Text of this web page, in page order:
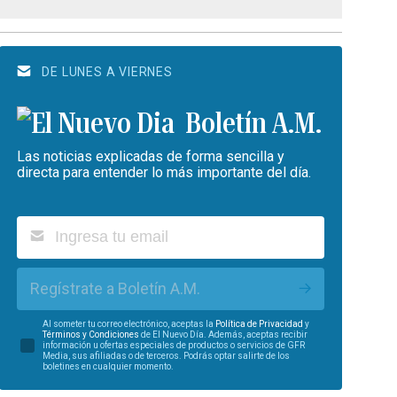
DE LUNES A VIERNES
Boletín A.M.
Las noticias explicadas de forma sencilla y
directa para entender lo más importante del día.
Regístrate a Boletín A.M.
Al someter tu correo electrónico, aceptas la Política de Privacidad y
Términos y Condiciones de El Nuevo Día. Además, aceptas recibir
información u ofertas especiales de productos o servicios de GFR
Media, sus afiliadas o de terceros. Podrás optar salirte de los
boletines en cualquier momento.